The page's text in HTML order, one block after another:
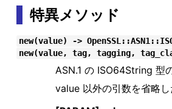
特異メソッド
new(value) ->
new(value, tag, tagging,
ASN.1 の ISO64String 型
value 以外の引数を省略